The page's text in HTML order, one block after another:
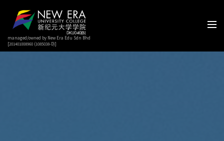
managed/owned by New Era Edu Sdn Bhd
[201401008960 (1085038-D)]